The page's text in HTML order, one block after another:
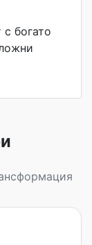
богато